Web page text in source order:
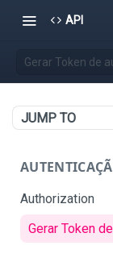
API
Gerar Token de
JUMP TO
Authorization
Gerar Token